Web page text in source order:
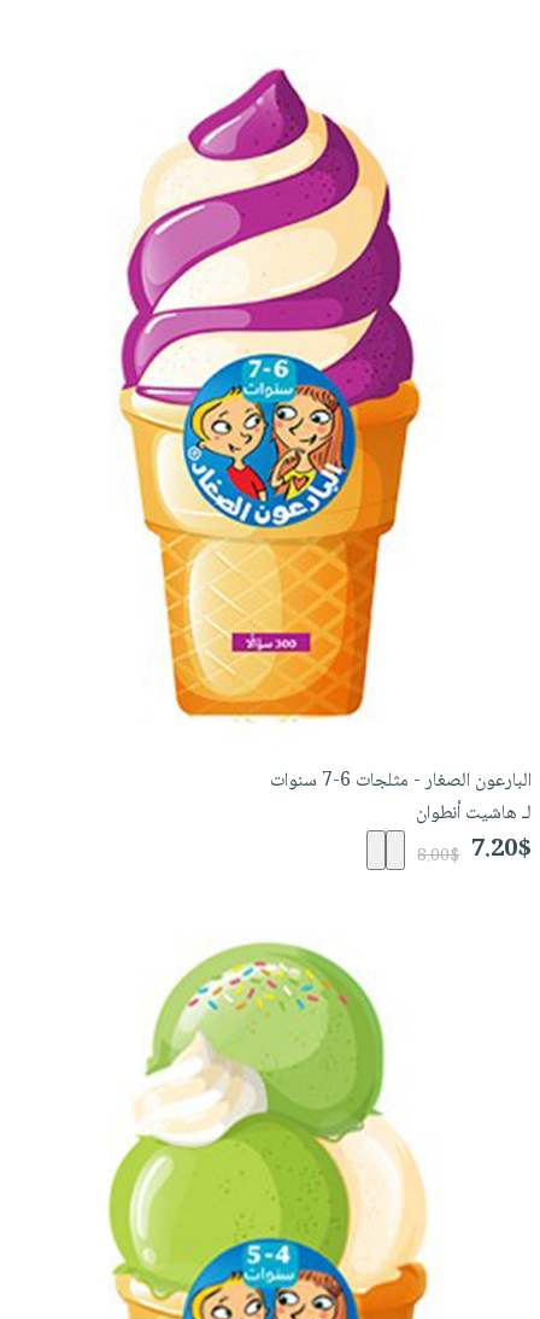
البارعون الصغار - مثلجات 6-7 سنوات
لـ هاشيت أنطوان
7.20$
8.00$